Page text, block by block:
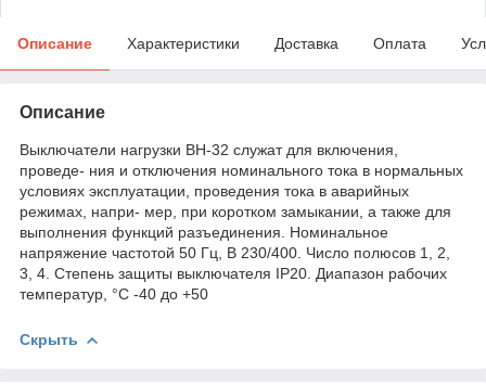
Описание Характеристики Доставка Оплата
Описание
Выключатели нагрузки ВН-32 служат для включения,
проведе- ния и отключения номинального тока в нормальных
условиях эксплуатации, проведения тока в аварийных
режимах, напри- мер, при коротком замыкании, а также для
выполнения функций разъединения. Номинальное
напряжение частотой 50 Гц, В 230/400. Число полюсов 1, 2,
3, 4. Степень защиты выключателя IP20. Диапазон рабочих
температур, °С -40 до +50
Скрыть